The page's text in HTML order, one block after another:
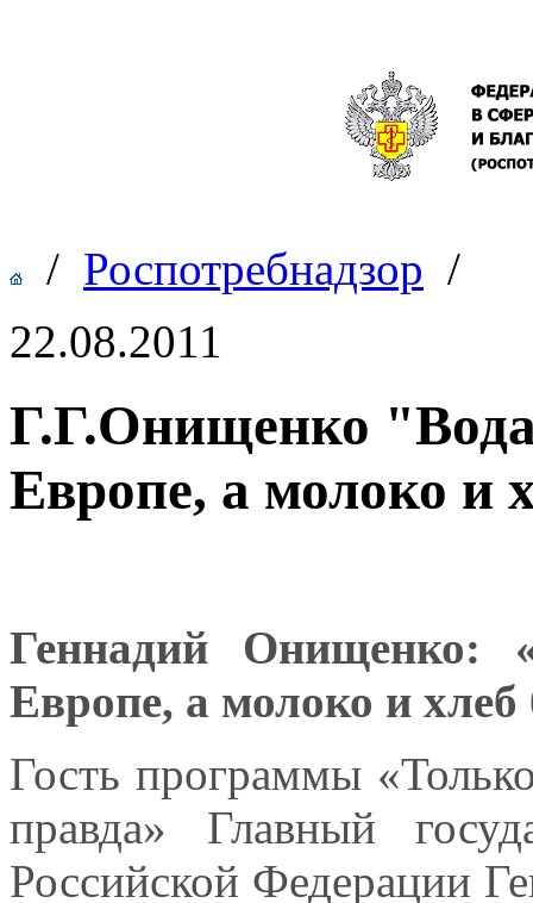
/ Роспотребнадзор /
22.08.2011
Г.Г.Онищенко
Европе, а молоко и
Геннадий
Европе, а молоко и хлеб
Гость программы
правда» Главный
Российской Федерации